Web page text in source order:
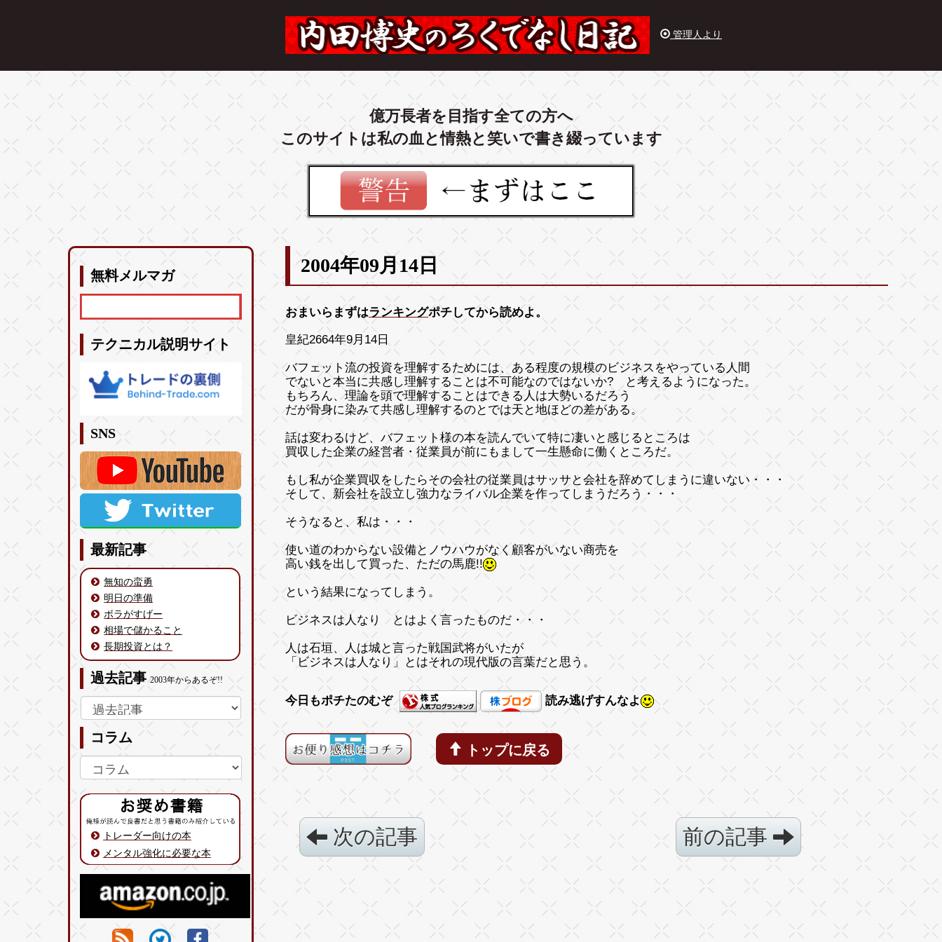
管理人より
億万長者を目指す全ての方へ
このサイトは私の血と情熱と笑いで書き綴っています
無料メルマガ
テクニカル説明サイト
SNS
最新記事
無知の蛮勇
明日の準備
ボラがすげー
相場で儲かること
長期投資とは？
過去記事2003年からあるぞ!!
コラム
トレーダー向けの本
メンタル強化に必要な本
2004年09月14日
おまいらまずはランキングポチしてから読めよ。
皇紀2664年9月14日
バフェット流の投資を理解するためには、ある程度の規模のビジネスをやっている人間
でないと本当に共感し理解することは不可能なのではないか? と考えるようになった。
もちろん、理論を頭で理解することはできる人は大勢いるだろう
だが骨身に染みて共感し理解するのとでは天と地ほどの差がある。
話は変わるけど、バフェット様の本を読んでいて特に凄いと感じるところは
買収した企業の経営者・従業員が前にもまして一生懸命に働くところだ。
もし私が企業買収をしたらその会社の従業員はサッサと会社を辞めてしまうに違いない・・・
そして、新会社を設立し強力なライバル企業を作ってしまうだろう・・・
そうなると、私は・・・
使い道のわからない設備とノウハウがなく顧客がいない商売を
高い銭を出して買った、 ただの馬鹿!!
という結果になってしまう。
ビジネスは人なり とはよく言ったものだ・・・
人は石垣、人は城と言った戦国武将がいたが
「ビジネスは人なり」とはそれの現代版の言葉だと思う。
今日もポチたのむぞ 読み逃げすんなよ
トップに戻る
次の記事 前の記事